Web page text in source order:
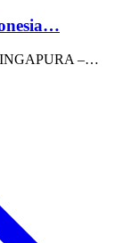
–…